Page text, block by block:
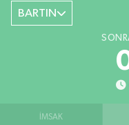
BARTIN
İMSAK